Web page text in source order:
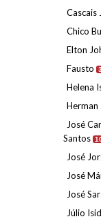
Cascais
Chico
Elton
Fausto
Helena
Herman
José
Santos
José
José
José
Júlio